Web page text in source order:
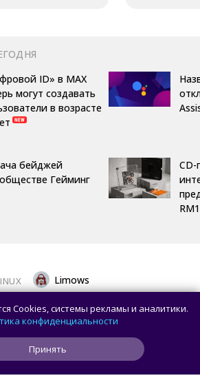
ID» в MAX
могут создавать
в возрасте
бейджей
Гейминг
CD-
RM1
Limows
Mesa 26.2.0: крупный
для современных
Linux
Cookies, системы рекламы и аналитики.
конфиденциальности
Принять